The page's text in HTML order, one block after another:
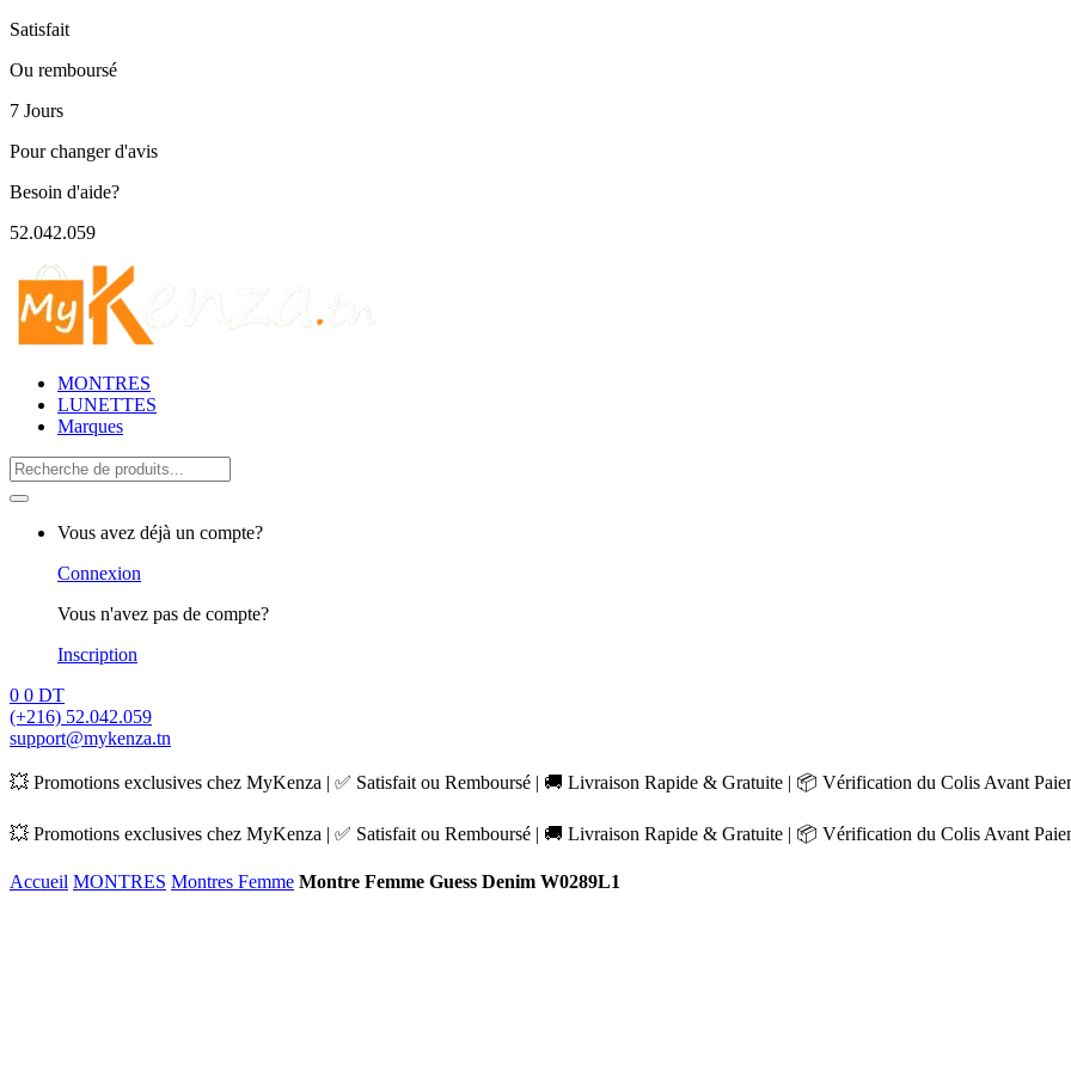
Satisfait
Ou remboursé
7 Jours
Pour changer d'avis
Besoin d'aide?
52.042.059
MONTRES
LUNETTES
Marques
Search
for:
Vous avez déjà un compte?
Connexion
Vous n'avez pas de compte?
Inscription
0 0 DT
(+216) 52.042.059
support@mykenza.tn
💥 Promotions exclusives chez MyKenza | ✅ Satisfait ou Remboursé | 🚚 Livraison Rapide & Gratuite | 📦 Vérification du Colis Avant
💥 Promotions exclusives chez MyKenza | ✅ Satisfait ou Remboursé | 🚚 Livraison Rapide & Gratuite | 📦 Vérification du Colis Avant
Accueil MONTRES Montres Femme Montre Femme Guess Denim W0289L1